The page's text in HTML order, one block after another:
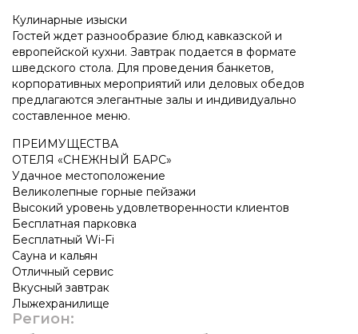
Кулинарные изыски
Гостей ждет разнообразие блюд кавказской и
европейской кухни. Завтрак подается в формате
шведского стола. Для проведения банкетов,
корпоративных мероприятий или деловых обедов
предлагаются элегантные залы и индивидуально
составленное меню.
ПРЕИМУЩЕСТВА
ОТЕЛЯ «СНЕЖНЫЙ БАРС»
Удачное местоположение
Великолепные горные пейзажи
Высокий уровень удовлетворенности клиентов
Бесплатная парковка
Бесплатный Wi-Fi
Сауна и кальян
Отличный сервис
Вкусный завтрак
Лыжехранилище
Регион: